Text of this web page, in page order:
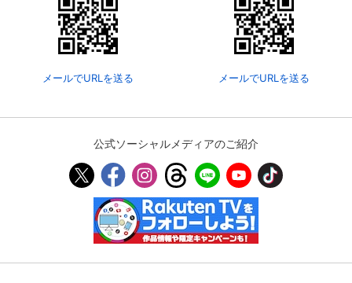
メールでURLを送る メールでURLを送る
公式ソーシャルメディアのご紹介